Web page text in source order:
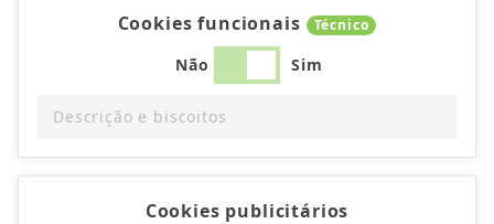
Cookies funcionais Técnico
Não Sim
Descrição e biscoitos
Cookies publicitários